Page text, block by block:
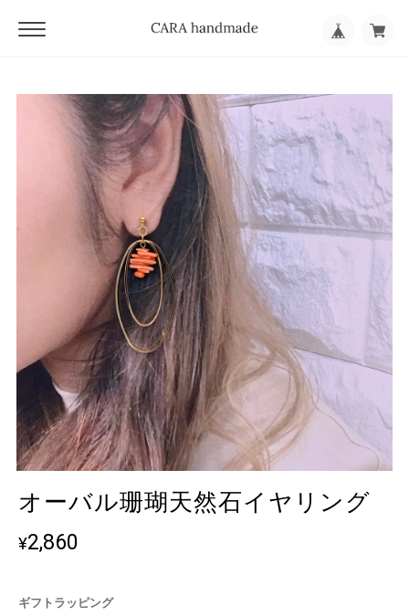
オーバル珊瑚天然石イヤリング
¥2,860
ギフトラッピング